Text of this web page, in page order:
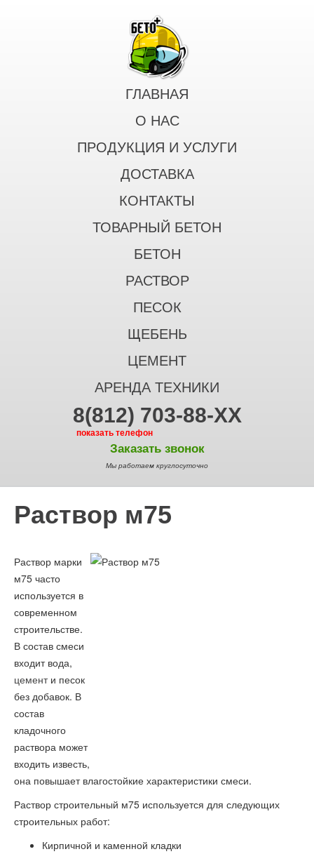
ГЛАВНАЯ
О НАС
ПРОДУКЦИЯ И УСЛУГИ
ДОСТАВКА
КОНТАКТЫ
ТОВАРНЫЙ БЕТОН
БЕТОН
РАСТВОР
ПЕСОК
ЩЕБЕНЬ
ЦЕМЕНТ
АРЕНДА ТЕХНИКИ
8(812) 703-88-XX
показать телефон
Заказать звонок
Мы работаем круглосуточно
Раствор м75
Раствор марки
м75 часто
используется в
современном
строительстве.
В состав смеси
входит вода,
цементи песок
без добавок. В
состав
кладочного
раствора может
входить известь,
она повышает влагостойкие характеристики смеси.
Раствор строительный м75 используется для следующих
строительных работ:
Кирпичной и каменной кладки